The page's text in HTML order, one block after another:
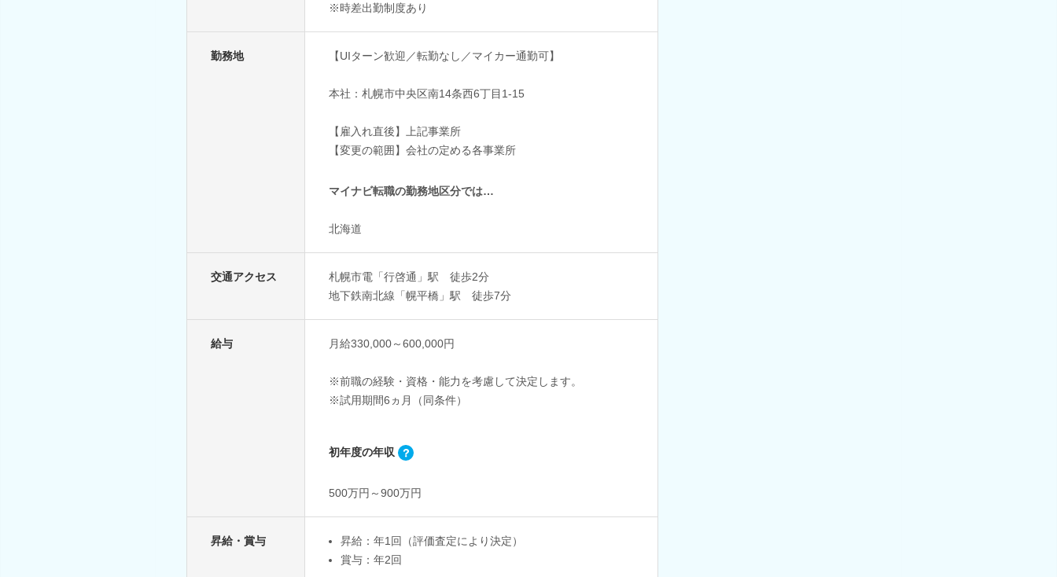
※時差出勤制度あり
勤務地 【UIターン歓迎／転勤なし／マイカー通勤可】
本社：札幌市中央区南14条西6丁目1-15
【雇入れ直後】上記事業所
【変更の範囲】会社の定める各事業所
マイナビ転職の勤務地区分では…
北海道
交通アクセス
札幌市電「行啓通」駅 徒歩2分
地下鉄南北線「幌平橋」駅 徒歩7分
給与 月給330,000～600,000円
※前職の経験・資格・能力を考慮して決定します。
※試用期間6ヵ月（同条件）
初年度の年収
500万円～900万円
昇給・賞与
昇給：年1回（評価査定により決定）
賞与：年2回